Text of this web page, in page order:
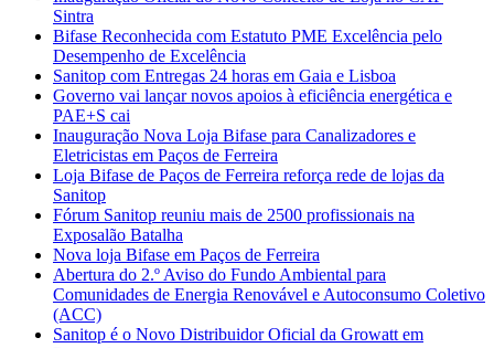
Sintra
Bifase Reconhecida com Estatuto PME Excelência pelo
Desempenho de Excelência
Sanitop com Entregas 24 horas em Gaia e Lisboa
Governo vai lançar novos apoios à eficiência energética e
PAE+S cai
Inauguração Nova Loja Bifase para Canalizadores e
Eletricistas em Paços de Ferreira
Loja Bifase de Paços de Ferreira reforça rede de lojas da
Sanitop
Fórum Sanitop reuniu mais de 2500 profissionais na
Exposalão Batalha
Nova loja Bifase em Paços de Ferreira
Abertura do 2.º Aviso do Fundo Ambiental para
Comunidades de Energia Renovável e Autoconsumo Coletivo
(ACC)
Sanitop é o Novo Distribuidor Oficial da Growatt em